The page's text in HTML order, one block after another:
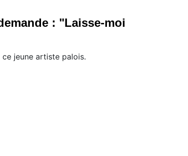
: "Laisse-moi
ce jeune artiste palois.